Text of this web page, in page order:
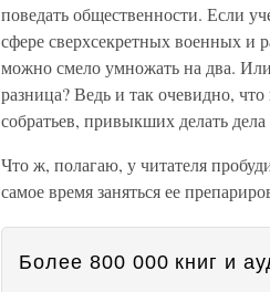
поведать общественности. Если
сфере сверхсекретных военных и
можно смело умножать на два.
разница? Ведь и так очевидно,
собратьев, привыкших делать дела
Что ж, полагаю, у читателя
самое время заняться ее
Более 800 000 книг и